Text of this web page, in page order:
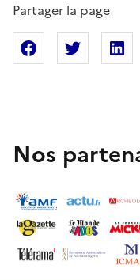
Partager la page
Partager sur
Nos